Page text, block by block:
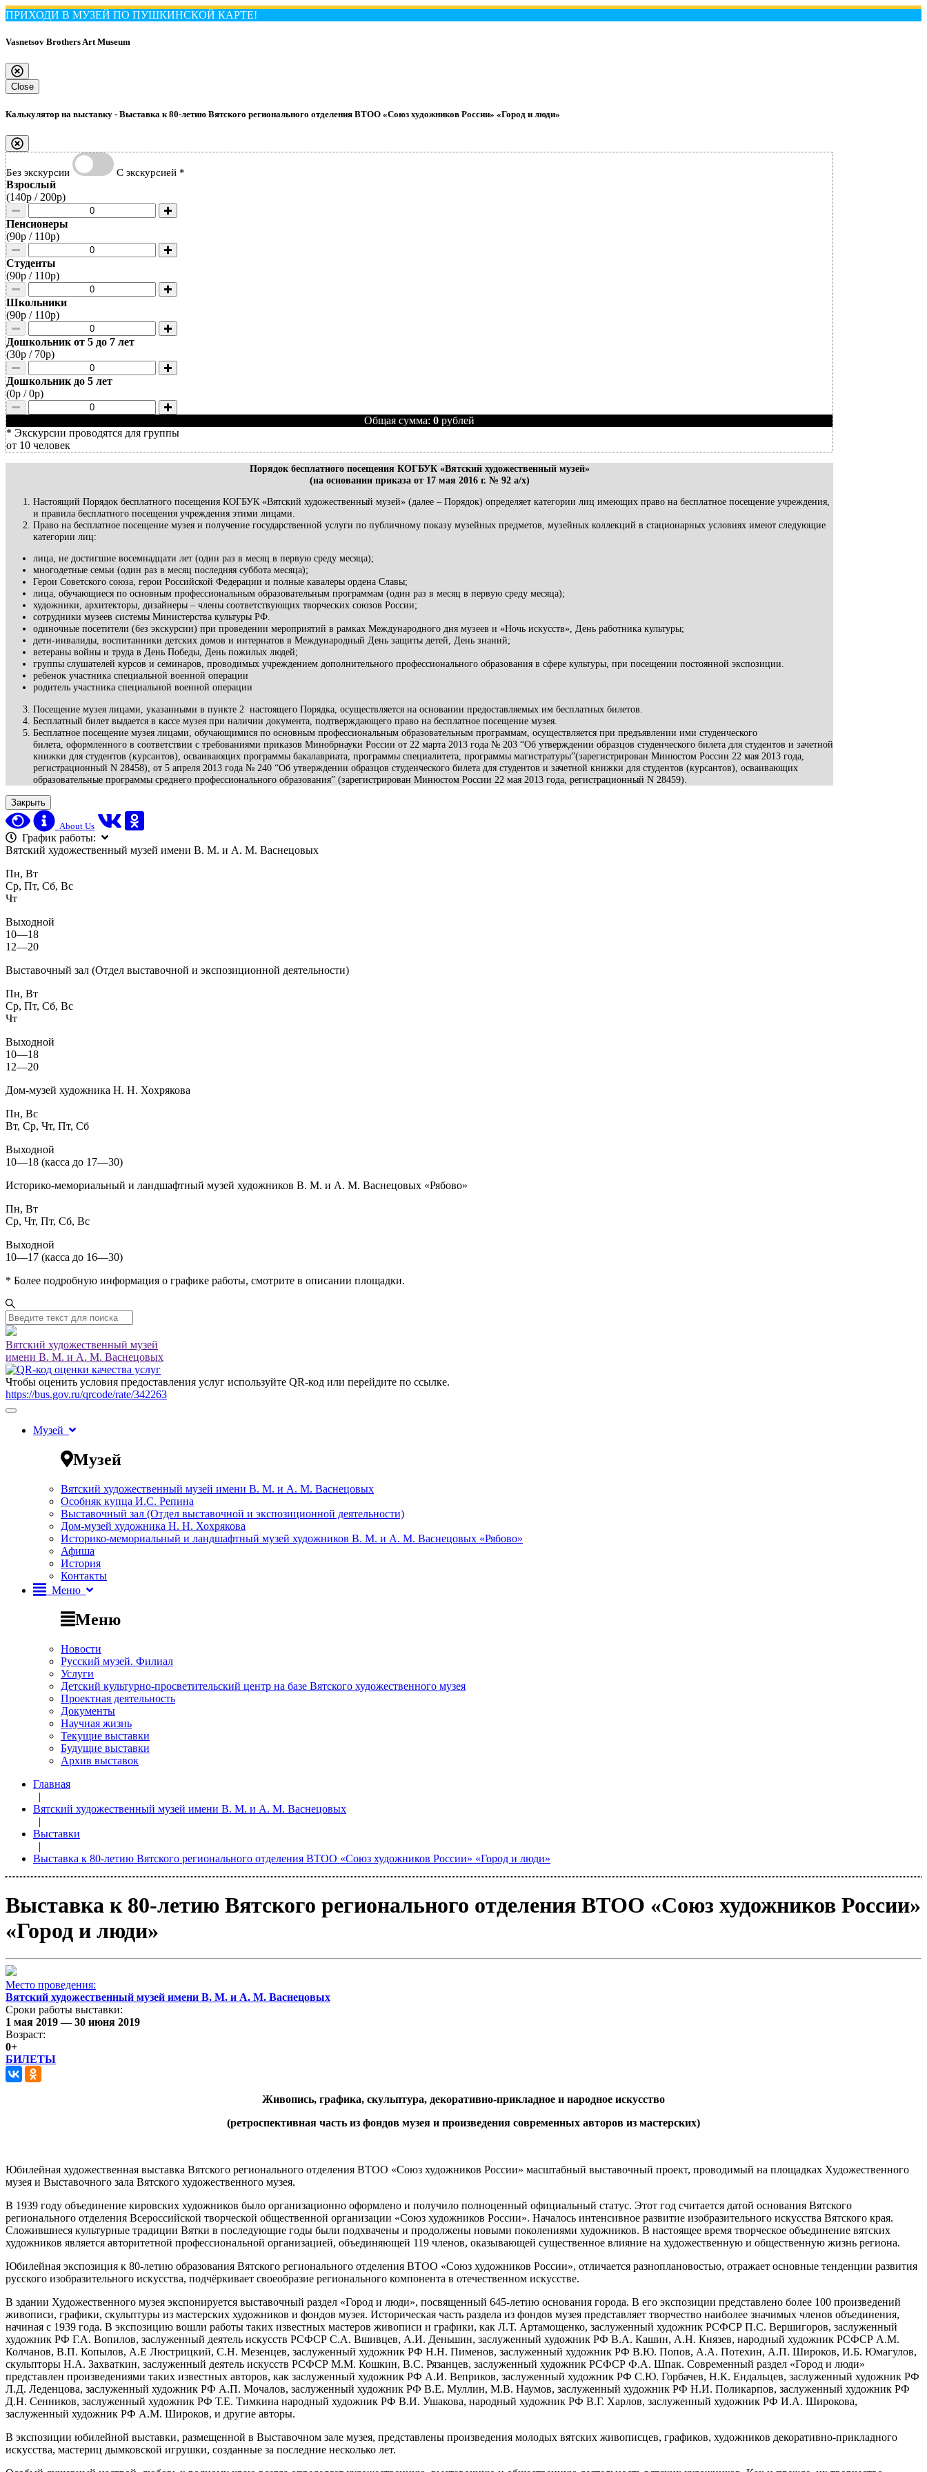
ПРИХОДИ В МУЗЕЙ ПО ПУШКИНСКОЙ КАРТЕ!
Vasnetsov Brothers Art Museum
Close
Калькулятор на выставку - Выставка к 80-летию Вятского регионального отделения ВТОО «Союз художников России» «Город и люди»
Без экскурсии
С экскурсией *
Взрослый
(140р / 200р)
Пенсионеры
(90р / 110р)
Студенты
(90р / 110р)
Школьники
(90р / 110р)
Дошкольник от 5 до 7 лет
(30р / 70р)
Дошкольник до 5 лет
(0р /0р)
Общая сумма: 0 рублей
* Экскурсии проводятся для группы
от 10 человек
Порядок бесплатного посещения КОГБУК «Вятский художественный музей»
(на основании приказа от 17 мая 2016 г. № 92 а/х)
Настоящий Порядок бесплатного посещения КОГБУК «Вятский художественный музей» (далее – Порядок) определяет категории лиц имеющих право на бесплатное посещение учреждения,
и правила бесплатного посещения учреждения этими лицами.
Право на бесплатное посещение музея и получение государственной услуги по публичному показу музейных предметов, музейных коллекций в стационарных условиях имеют следующие
категории лиц:
лица, не достигшие восемнадцати лет (один раз в месяц в первую среду месяца);
многодетные семьи (один раз в месяц последняя суббота месяца);
Герои Советского союза, герои Российской Федерации и полные кавалеры ордена Славы;
лица, обучающиеся по основным профессиональным образовательным программам (один раз в месяц в первую среду месяца);
художники, архитекторы, дизайнеры – члены соответствующих творческих союзов России;
сотрудники музеев системы Министерства культуры РФ.
одиночные посетители (без экскурсии) при проведении мероприятий в рамках Международного дня музеев и «Ночь искусств», День работника культуры;
дети-инвалиды, воспитанники детских домов и интернатов в Международный День защиты детей, День знаний;
ветераны войны и труда в День Победы, День пожилых людей;
группы слушателей курсов и семинаров, проводимых учреждением дополнительного профессионального образования в сфере культуры, при посещении постоянной экспозиции.
ребенок участника специальной военной операции
родитель участника специальной военной операции
Посещение музея лицами, указанными в пункте 2 настоящего Порядка, осуществляется на основании предоставляемых им бесплатных билетов.
Бесплатный билет выдается в кассе музея при наличии документа, подтверждающего право на бесплатное посещение музея.
Бесплатное посещение музея лицами, обучающимися по основным профессиональным образовательным программам, осуществляется при предъявлении ими студенческого
билета, оформленного в соответствии с требованиями приказов Минобрнауки России от 22 марта 2013 года № 203 “Об утверждении образцов студенческого билета для студентов и зачетной
книжки для студентов (курсантов), осваивающих программы бакалавриата, программы специалитета, программы магистратуры”(зарегистрирован Минюстом России 22 мая 2013 года,
регистрационный N 28458), от 5 апреля 2013 года № 240 “Об утверждении образцов студенческого билета для студентов и зачетной книжки для студентов (курсантов), осваивающих
образовательные программы среднего профессионального образования” (зарегистрирован Минюстом России 22 мая 2013 года, регистрационный N 28459).
Закрыть
About Us
График работы:
Вятский художественный музей имени В. М. и А. М. Васнецовых
Пн, Вт
Ср, Пт, Сб, Вс
Чт
Выходной
10—18
12—20
Выставочный зал (Отдел выставочной и экспозиционной деятельности)
Пн, Вт
Ср, Пт, Сб, Вс
Чт
Выходной
10—18
12—20
Дом-музей художника Н. Н. Хохрякова
Пн, Вс
Вт, Ср, Чт, Пт, Сб
Выходной
10—18 (касса до 17—30)
Историко-мемориальный и ландшафтный музей художников В. М. и А. М. Васнецовых «Рябово»
Пн, Вт
Ср, Чт, Пт, Сб, Вс
Выходной
10—17 (касса до 16—30)
* Более подробную информация о графике работы, смотрите в описании площадки.
Вятский художественный музей
имени В. М. и А. М. Васнецовых
Чтобы оценить условия предоставления услуг используйте QR-код или перейдите по ссылке.
https://bus.gov.ru/qrcode/rate/342263
Музей
Музей
Вятский художественный музей имени В. М. и А. М. Васнецовых
Особняк купца И.С. Репина
Выставочный зал (Отдел выставочной и экспозиционной деятельности)
Дом-музей художника Н. Н. Хохрякова
Историко-мемориальный и ландшафтный музей художников В. М. и А. М. Васнецовых «Рябово»
Афиша
История
Контакты
Меню
Меню
Новости
Русский музей. Филиал
Услуги
Детский культурно-просветительский центр на базе Вятского художественного музея
Проектная деятельность
Документы
Научная жизнь
Текущие выставки
Будущие выставки
Архив выставок
Главная
|
Вятский художественный музей имени В. М. и А. М. Васнецовых
|
Выставки
|
Выставка к 80-летию Вятского регионального отделения ВТОО «Союз художников России» «Город и люди»
Выставка к 80-летию Вятского регионального отделения ВТОО «Союз художников России»
«Город и люди»
Место проведения:
Вятский художественный музей имени В. М. и А. М. Васнецовых
Сроки работы выставки:
1 мая 2019 — 30 июня 2019
Возраст:
0+
БИЛЕТЫ
Живопись, графика, скульптура, декоративно-прикладное и народное искусство
(ретроспективная часть из фондов музея и произведения современных авторов из мастерских)
Юбилейная художественная выставка Вятского регионального отделения ВТОО «Союз художников России» масштабный выставочный проект, проводимый на площадках Художественного
музея и Выставочного зала Вятского художественного музея.
В 1939 году объединение кировских художников было организационно оформлено и получило полноценный официальный статус. Этот год считается датой основания Вятского
регионального отделения Всероссийской творческой общественной организации «Союз художников России». Началось интенсивное развитие изобразительного искусства Вятского края.
Сложившиеся культурные традиции Вятки в последующие годы были подхвачены и продолжены новыми поколениями художников. В настоящее время творческое объединение вятских
художников является авторитетной профессиональной организацией, объединяющей 119 членов, оказывающей существенное влияние на художественную и общественную жизнь региона.
Юбилейная экспозиция к 80-летию образования Вятского регионального отделения ВТОО «Союз художников России», отличается разноплановостью, отражает основные тенденции развития
русского изобразительного искусства, подчёркивает своеобразие регионального компонента в отечественном искусстве.
В здании Художественного музея экспонируется выставочный раздел «Город и люди», посвященный 645-летию основания города. В его экспозиции представлено более 100 произведений
живописи, графики, скульптуры из мастерских художников и фондов музея. Историческая часть раздела из фондов музея представляет творчество наиболее значимых членов объединения,
начиная с 1939 года. В экспозицию вошли работы таких известных мастеров живописи и графики, как Л.Т. Артамощенко, заслуженный художник РСФСР П.С. Вершигоров, заслуженный
художник РФ Г.А. Вопилов, заслуженный деятель искусств РСФСР С.А. Вшивцев, А.И. Деньшин, заслуженный художник РФ В.А. Кашин, А.Н. Князев, народный художник РСФСР А.М.
Колчанов, В.П. Копылов, А.Е Люстрицкий, С.Н. Мезенцев, заслуженный художник РФ Н.Н. Пименов, заслуженный художник РФ В.Ю. Попов, А.А. Потехин, А.П. Широков, И.Б. Юмагулов,
скульпторы Н.А. Захваткин, заслуженный деятель искусств РСФСР М.М. Кошкин, В.С. Рязанцев, заслуженный художник РСФСР Ф.А. Шпак. Современный раздел «Город и люди»
представлен произведениями таких известных авторов, как заслуженный художник РФ А.И. Веприков, заслуженный художник РФ С.Ю. Горбачев, Н.К. Ендальцев, заслуженный художник РФ
Л.Д. Леденцова, заслуженный художник РФ А.П. Мочалов, заслуженный художник РФ В.Е. Муллин, М.В. Наумов, заслуженный художник РФ Н.И. Поликарпов, заслуженный художник РФ
Д.Н. Сенников, заслуженный художник РФ Т.Е. Тимкина народный художник РФ В.И. Ушакова, народный художник РФ В.Г. Харлов, заслуженный художник РФ И.А. Широкова,
заслуженный художник РФ А.М. Широков, и другие авторы.
В экспозиции юбилейной выставки, размещенной в Выставочном зале музея, представлены произведения молодых вятских живописцев, графиков, художников декоративно-прикладного
искусства, мастериц дымковской игрушки, созданные за последние несколько лет.